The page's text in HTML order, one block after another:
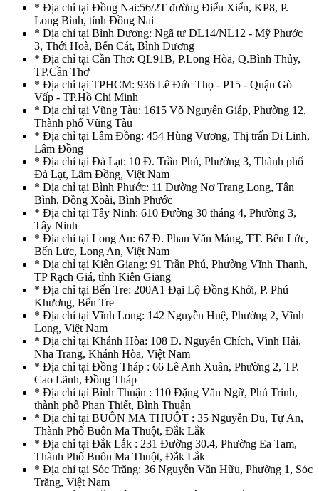
* Địa chỉ tại Đồng Nai:56/2T đường Điểu Xiển, KP8, P.
Long Bình, tỉnh Đồng Nai
* Địa chỉ tại Bình Dương: Ngã tư DL14/NL12 - Mỹ Phước
3, Thới Hoà, Bến Cát, Bình Dương
* Địa chỉ tại Cần Thơ: QL91B, P.Long Hòa, Q.Bình Thủy,
TP.Cần Thơ
* Địa chỉ tại TPHCM: 936 Lê Đức Thọ - P15 - Quận Gò
Vấp - TP.Hồ Chí Minh
* Địa chỉ tại Vũng Tàu: 1615 Võ Nguyên Giáp, Phường 12,
Thành phố Vũng Tàu
* Địa chỉ tại Lâm Đồng: 454 Hùng Vương, Thị trấn Di Linh,
Lâm Đồng
* Địa chỉ tại Đà Lạt: 10 Đ. Trần Phú, Phường 3, Thành phố
Đà Lạt, Lâm Đồng, Việt Nam
* Địa chỉ tại Bình Phước: 11 Đường Nơ Trang Long, Tân
Bình, Đồng Xoài, Bình Phước
* Địa chỉ tại Tây Ninh: 610 Đường 30 tháng 4, Phường 3,
Tây Ninh
* Địa chỉ tại Long An: 67 Đ. Phan Văn Mảng, TT. Bến Lức,
Bến Lức, Long An, Việt Nam
* Địa chỉ tại Kiên Giang: 91 Trần Phú, Phường Vĩnh Thanh,
TP Rạch Giá, tỉnh Kiên Giang
* Địa chỉ tại Bến Tre: 200A1 Đại Lộ Đồng Khởi, P. Phú
Khương, Bến Tre
* Địa chỉ tại Vĩnh Long: 142 Nguyễn Huệ, Phường 2, Vĩnh
Long, Việt Nam
* Địa chỉ tại Khánh Hòa: 108 Đ. Nguyễn Chích, Vĩnh Hải,
Nha Trang, Khánh Hòa, Việt Nam
* Địa chỉ tại Đồng Tháp : 66 Lê Anh Xuân, Phường 2, TP.
Cao Lãnh, Đồng Tháp
* Địa chỉ tại Bình Thuận : 110 Đặng Văn Ngữ, Phú Trinh,
thành phố Phan Thiết, Bình Thuận
* Địa chỉ tại BUÔN MA THUỘT : 35 Nguyễn Du, Tự An,
Thành Phố Buôn Ma Thuột, Đắk Lắk
* Địa chỉ tại Đắk Lắk : 231 Đường 30.4, Phường Ea Tam,
Thành Phố Buôn Ma Thuột, Đắk Lắk
* Địa chỉ tại Sóc Trăng: 36 Nguyễn Văn Hữu, Phường 1, Sóc
Trăng, Việt Nam